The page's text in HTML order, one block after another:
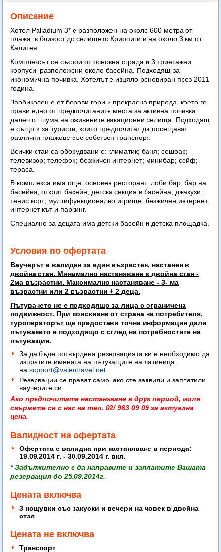
Описание
Хотел Palladium 3* е разположен на около 600 метра от
плажа, в близост до селището Криопиги и на около 3 км от
Калитея.
Комплексът се състои от основна сграда и 3 триетажни
корпуси, разположени около басейна. Подходящ за
икономична почивка. Хотелът е изцяло реновиран през 2011
година.
Заобиколен е от борови гори и прекрасна природа, което го
прави едно от предпочитаните места за активна почивка,
далеч от шума на оживените вакационни селища. Подходящ
е също и за туристи, които предпочитат да посещават
различни плажове със собствен транспорт.
Всички стаи са оборудвани с: климатик; баня; сешоар;
телевизор; телефон; безжичен интернет; минибар; сейф;
тераса.
В комплекса има още: основен ресторант; лоби бар; бар на
басейна; открит басейн; детска секция в басейна; джакузи;
тенис корт; мултифункционално игрище; безжичен интернет;
интернет кът и паркинг.
Специално за децата има детски басейн и детска площадка.
Условия по офертата
Ваучерът е валиден за един възрастен, настанен в
двойна стая. Минимално настаняване в двойна стая -
2ма възрастни. Максимално настаняване - 3- ма
възрастни или 2 възрастни + 2 деца.
Пътуването не е подходящо за лица с ограничена
подвижност. При поискване от страна на потребителя,
туроператорът ще предостави точна информация дали
пътуването е подходящо с оглед на потребностите на
пътуващия.
За да бъде потвърдена резервацията ви е необходимо да
изпратите имената на пътуващите на латиница
на support@valeotravel.net
Резервации се правят само, ако сте заявили и заплатили
ваучерите си.
Ако предпочитате настаняване в друг период, моля
свържете се с нас на тел. 02/ 963 09 09 за актуална
цена.
Валидност на офертата
Офертата е валидна при настаняване в периода:
19.09.2014 г. - 30.09.2014 г. вкл.
* Задължително е да направите и заплатите Вашата
резервация до 25.09.2014г.
Цената включва
3 нощувки със закуски и вечери на човек в двойна
стая
Цената не включва
Транспорт